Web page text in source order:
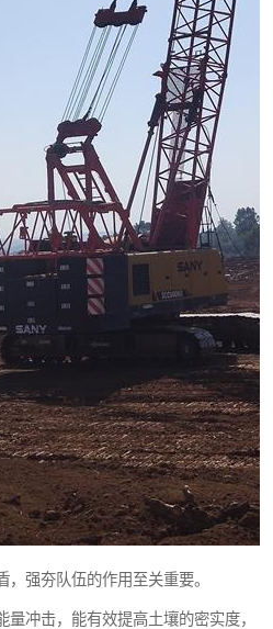
强夯队伍的作用至关重要。
冲击，能有效提高土壤的密实度，